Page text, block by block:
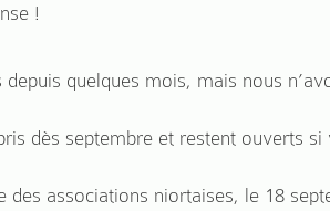
!
quelques mois, mais nous
dès septembre et restent ouverts
des associations niortaises, le 18